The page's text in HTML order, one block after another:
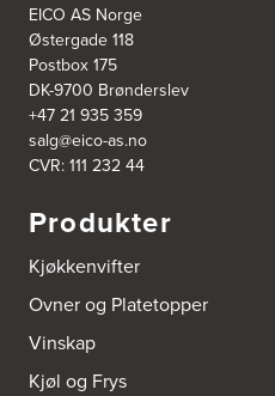
EICO AS Norge
Østergade 118
Postbox 175
DK-9700 Brønderslev
+47 21 935 359
salg@eico-as.no
CVR: 111 232 44
Produkter
Kjøkkenvifter
Ovner og Platetopper
Vinskap
Kjøl og Frys